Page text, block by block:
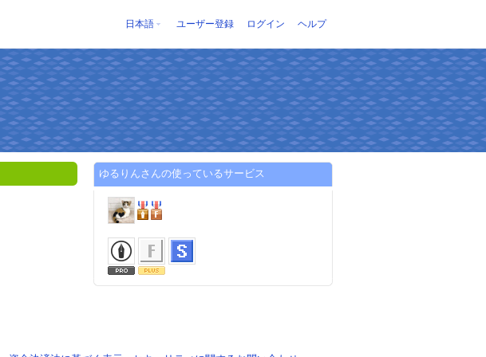
日本語 ユーザー登録 ログイン ヘルプ
ゆるりんさんの使っているサービス